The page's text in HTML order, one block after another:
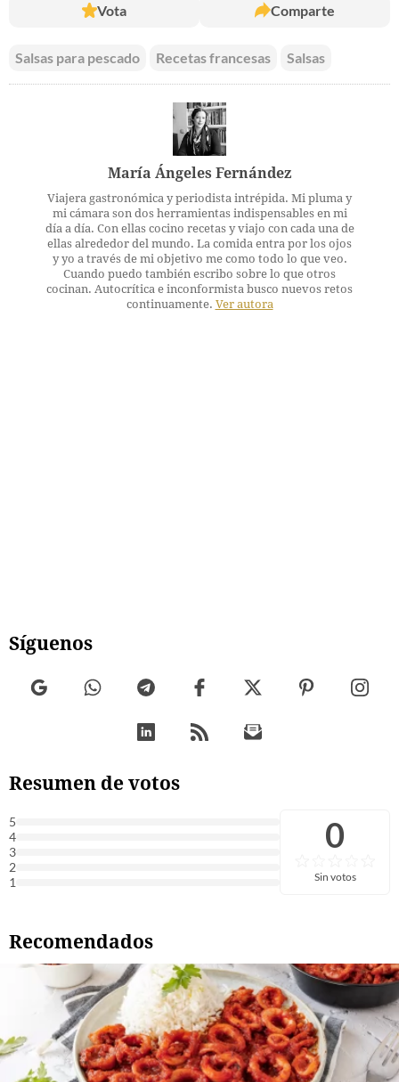
Vota Comparte
Salsas para pescado Recetas francesas Salsas
María Ángeles Fernández
Viajera gastronómica y periodista intrépida. Mi pluma y
mi cámara son dos herramientas indispensables en mi
día a día. Con ellas cocino recetas y viajo con cada una de
ellas alrededor del mundo. La comida entra por los ojos
y yo a través de mi objetivo me como todo lo que veo.
Cuando puedo también escribo sobre lo que otros
cocinan. Autocrítica e inconformista busco nuevos retos
continuamente. Ver autora
Síguenos
Resumen de votos
5
4
3
2
1
0
Sin votos
Recomendados